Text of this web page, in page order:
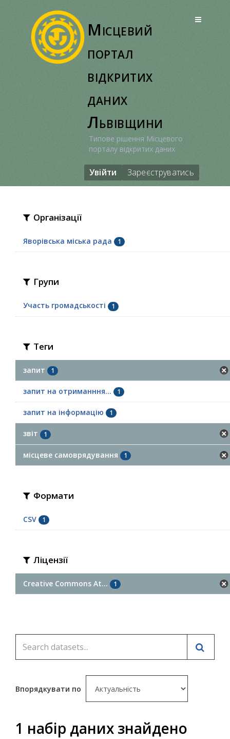
Місцевий
портал
відкритих
даних
Львівщини
Типове рішення Місцевого
порталу відкритих даних
Увійти Зареєструватись
Організації
Яворівська міська рада 1
Групи
Участь громадськості 1
Теги
запит 1
запит на отриманння... 1
запит на інформацію 1
звіт 1
місцеве самоврядування 1
Формати
CSV 1
Ліцензії
Creative Commons At... 1
Впорядкувати по
1 набір даних знайдено